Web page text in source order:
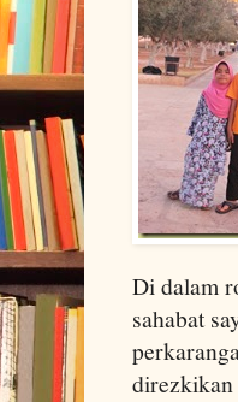
Di dalam
sahabat